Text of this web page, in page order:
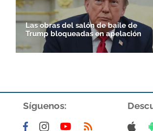
Las obras del salón de baile de
Trump bloqueadas en apelación
Síguenos: